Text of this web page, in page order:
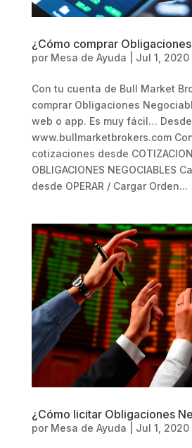
¿Cómo comprar
por Mesa de Ayuda Jul 1, 2020|
Con tu cuenta de Bull Market
comprar Obligaciones
web o app. Es muy fácil… Desde
www.bullmarketbrokers.com
cotizaciones desde
OBLIGACIONES NEGOCIABLES
desde OPERAR / Cargar Orden...
¿Cómo licitar Obligaciones
por Mesa de Ayuda Jul 1, 2020|